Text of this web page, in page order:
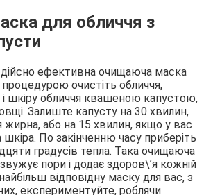
для обличчя з
дійсно ефективна очищаюча маска
очистіть обличчя,
і шкіру обличчя квашеною капустою,
Залиште капусту на 30 хвилин,
жирна, або на 15 хвилин, якщо у вас
По закінченню часу приберіть
градусів тепла. Така очищаюча
пори і додає здоров\’я кожній
найбільш відповідну маску для вас, з
експериментуйте, роблячи